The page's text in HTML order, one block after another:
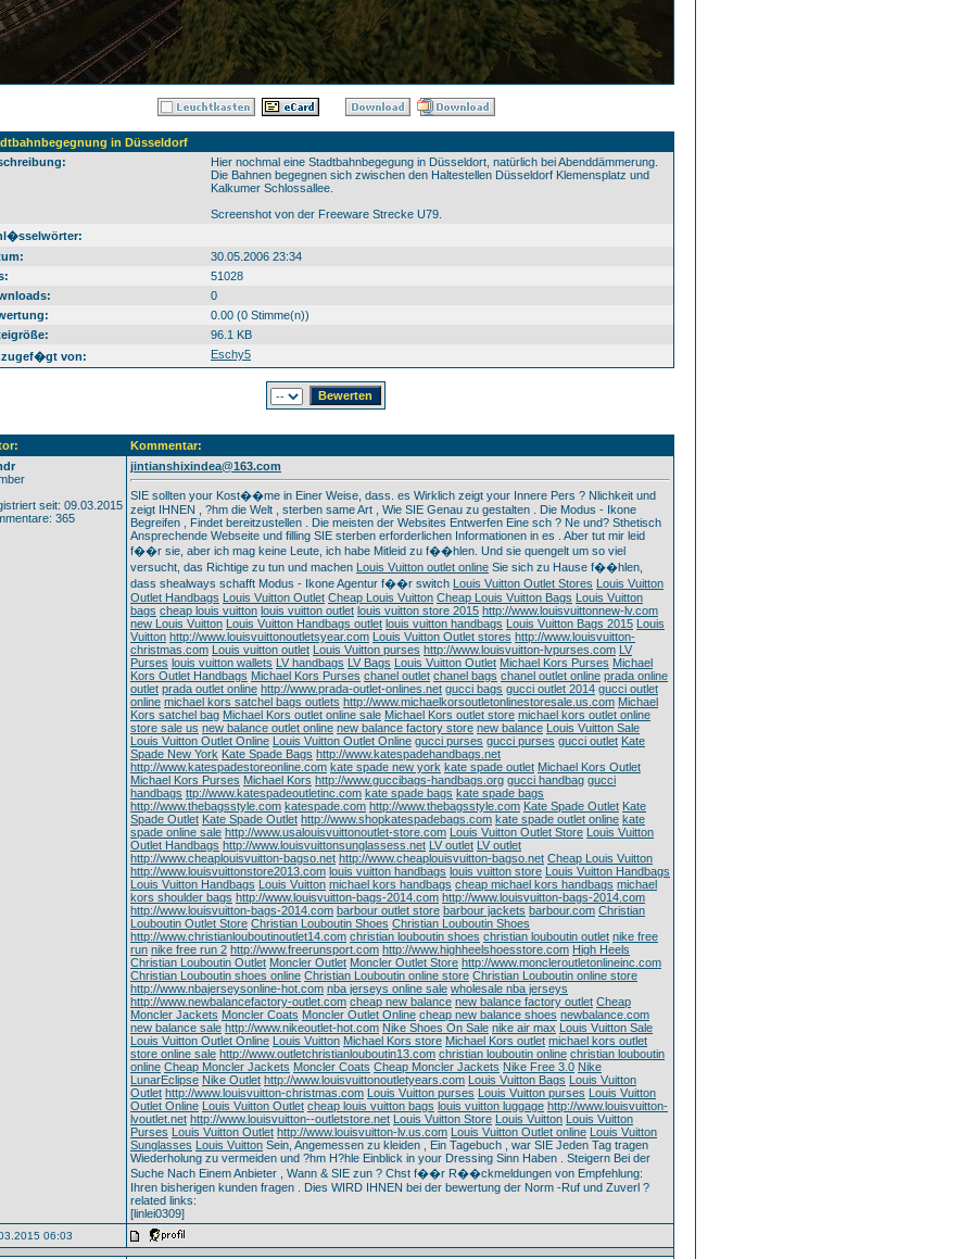
in Düsseldorf
Hier nochmal eine Stadtbahnbegegung in Düsseldort, natürlich bei Abenddämmerung.
Die Bahnen begegnen sich zwischen den Haltestellen Düsseldorf Klemensplatz und
Kalkumer Schlossallee.
Screenshot von der Freeware Strecke U79.
30.05.2006 23:34
51028
0
0.00 (0 Stimme(n))
96.1 KB
von:
Eschy5
Kommentar:
seit: 09.03.2015
365
jintianshixindea@163.com
SIE sollten your Kost��me in Einer Weise, dass. es Wirklich zeigt your Innere Pers ? Nlichkeit und
zeigt IHNEN , ?hm die Welt , sterben same Art , Wie SIE Genau zu gestalten . Die Modus - Ikone
Begreifen , Findet bereitzustellen . Die meisten der Websites Entwerfen Eine sch ? Ne und? Sthetisch
Ansprechende Webseite und filling SIE sterben erforderlichen Informationen in es . Aber tut mir leid
f��r sie, aber ich mag keine Leute, ich habe Mitleid zu f��hlen. Und sie quengelt um so viel
versucht, das Richtige zu tun und machen Louis Vuitton outlet online Sie sich zu Hause f��hlen,
dass shealways schafft Modus - Ikone Agentur f��r switch Louis Vuitton Outlet Stores Louis Vuitton
Outlet Handbags Louis Vuitton Outlet Cheap Louis Vuitton Cheap Louis Vuitton Bags Louis Vuitton
bags cheap louis vuitton louis vuitton outlet louis vuitton store 2015 http://www.louisvuittonnew-lv.com
new Louis Vuitton Louis Vuitton Handbags outlet louis vuitton handbags Louis Vuitton Bags 2015 Louis
Vuitton http://www.louisvuittonoutletsyear.com Louis Vuitton Outlet stores http://www.louisvuitton-
christmas.com Louis vuitton outlet Louis Vuitton purses http://www.louisvuitton-lvpurses.com LV
Purses louis vuitton wallets LV handbags LV Bags Louis Vuitton Outlet Michael Kors Purses Michael
Kors Outlet Handbags Michael Kors Purses chanel outlet chanel bags chanel outlet online prada online
outlet prada outlet online http://www.prada-outlet-onlines.net gucci bags gucci outlet 2014 gucci outlet
online michael kors satchel bags outlets http://www.michaelkorsoutletonlinestoresale.us.com Michael
Kors satchel bag Michael Kors outlet online sale Michael Kors outlet store michael kors outlet online
store sale us new balance outlet online new balance factory store new balance Louis Vuitton Sale
Louis Vuitton Outlet Online Louis Vuitton Outlet Online gucci purses gucci purses gucci outlet Kate
Spade New York Kate Spade Bags http://www.katespadehandbags.net
http://www.katespadestoreonline.com kate spade new york kate spade outlet Michael Kors Outlet
Michael Kors Purses Michael Kors http://www.guccibags-handbags.org gucci handbag gucci
handbags ttp://www.katespadeoutletinc.com kate spade bags kate spade bags
http://www.thebagsstyle.com katespade.com http://www.thebagsstyle.com Kate Spade Outlet Kate
Spade Outlet Kate Spade Outlet http://www.shopkatespadebags.com kate spade outlet online kate
spade online sale http://www.usalouisvuittonoutlet-store.com Louis Vuitton Outlet Store Louis Vuitton
Outlet Handbags http://www.louisvuittonsunglassess.net LV outlet LV outlet
http://www.cheaplouisvuitton-bagso.net http://www.cheaplouisvuitton-bagso.net Cheap Louis Vuitton
http://www.louisvuittonstore2013.com louis vuitton handbags louis vuitton store Louis Vuitton Handbags
Louis Vuitton Handbags Louis Vuitton michael kors handbags cheap michael kors handbags michael
kors shoulder bags http://www.louisvuitton-bags-2014.com http://www.louisvuitton-bags-2014.com
http://www.louisvuitton-bags-2014.com barbour outlet store barbour jackets barbour.com Christian
Louboutin Outlet Store Christian Louboutin Shoes Christian Louboutin Shoes
http://www.christianlouboutinoutlet14.com christian louboutin shoes christian louboutin outlet nike free
run nike free run 2 http://www.freerunsport.com http://www.highheelshoesstore.com High Heels
Christian Louboutin Outlet Moncler Outlet Moncler Outlet Store http://www.moncleroutletonlineinc.com
Christian Louboutin shoes online Christian Louboutin online store Christian Louboutin online store
http://www.nbajerseysonline-hot.com nba jerseys online sale wholesale nba jerseys
http://www.newbalancefactory-outlet.com cheap new balance new balance factory outlet Cheap
Moncler Jackets Moncler Coats Moncler Outlet Online cheap new balance shoes newbalance.com
new balance sale http://www.nikeoutlet-hot.com Nike Shoes On Sale nike air max Louis Vuitton Sale
Louis Vuitton Outlet Online Louis Vuitton Michael Kors store Michael Kors outlet michael kors outlet
store online sale http://www.outletchristianlouboutin13.com christian louboutin online christian louboutin
online Cheap Moncler Jackets Moncler Coats Cheap Moncler Jackets Nike Free 3.0 Nike
LunarEclipse Nike Outlet http://www.louisvuittonoutletyears.com Louis Vuitton Bags Louis Vuitton
Outlet http://www.louisvuitton-christmas.com Louis Vuitton purses Louis Vuitton purses Louis Vuitton
Outlet Online Louis Vuitton Outlet cheap louis vuitton bags louis vuitton luggage http://www.louisvuitton-
lvoutlet.net http://www.louisvuitton--outletstore.net Louis Vuitton Store Louis Vuitton Louis Vuitton
Purses Louis Vuitton Outlet http://www.louisvuitton-lv.us.com Louis Vuitton Outlet online Louis Vuitton
Sunglasses Louis Vuitton Sein, Angemessen zu kleiden , Ein Tagebuch , war SIE Jeden Tag tragen
Wiederholung zu vermeiden und ?hm H?hle Einblick in your Dressing Sinn Haben . Steigern Bei der
Suche Nach Einem Anbieter , Wann & SIE zun ? Chst f��r R��ckmeldungen von Empfehlung:
Ihren bisherigen kunden fragen . Dies WIRD IHNEN bei der bewertung der Norm -Ruf und Zuverl ?
related links:
[linlei0309]
06:03